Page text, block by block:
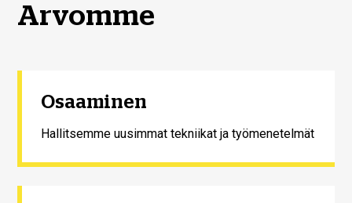
Arvomme
Osaaminen
Hallitsemme uusimmat tekniikat ja työmenetelmät